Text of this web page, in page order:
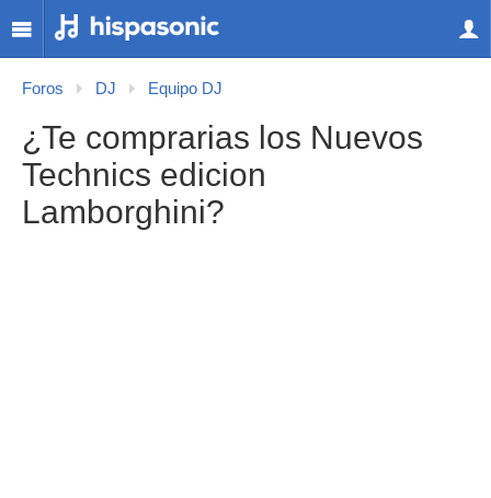
Foros DJ Equipo DJ
¿Te comprarias los Nuevos
Technics edicion
Lamborghini?